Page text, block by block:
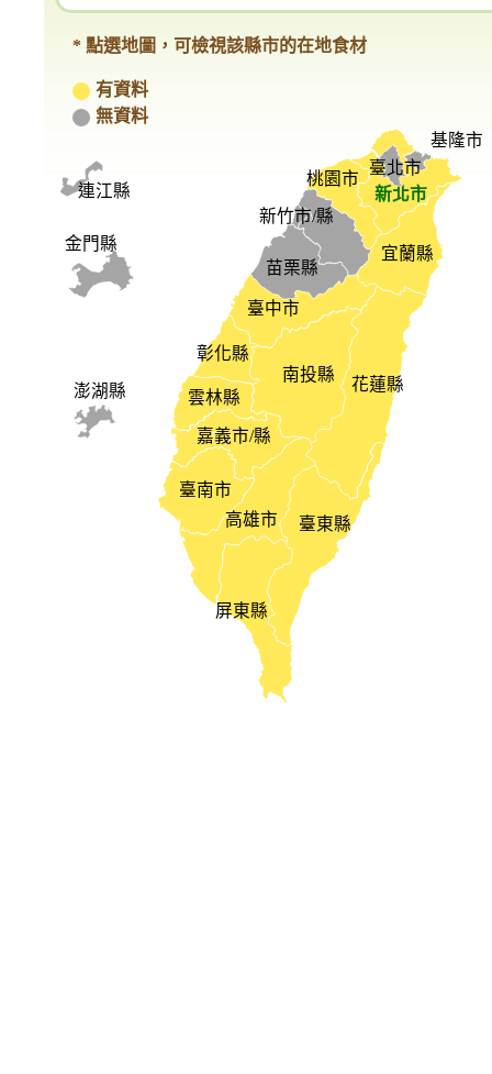
* 點選地圖，可檢視該縣市的在地食材
有資料
無資料
連江縣
金門縣
澎湖縣
基隆市
新北市
臺北市
桃園市
新竹市/縣
苗栗縣
臺中市
南投縣
彰化縣
雲林縣
嘉義市/縣
臺南市
高雄市
屏東縣
宜蘭縣
花蓮縣
臺東縣